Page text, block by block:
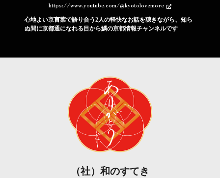
https://www.youtube.com/@kyotolovemore
心地よい京言葉で語り合う2人の軽快なお話を聴きながら、知ら
ぬ間に京都通になれる目から鱗の京都情報チャンネルです
（社）和のすてき